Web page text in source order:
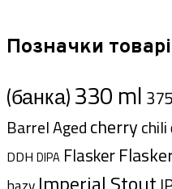
Позначки
(банка)330 ml
Barrel Agedcherrychili
DDH DIPA Flasker
Imperial Stout